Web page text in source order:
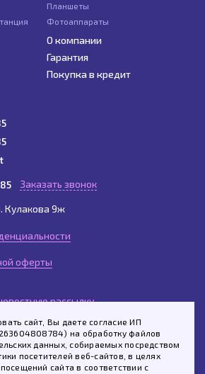
сайт, Вы даете согласие ИП
на обработку файлов
данных, собираемых посредством
посетителей веб-сайтов, в целях
сайта в соответствии с
Спросить про этот товар
Планшеты
Фотоаппараты
О компании
Гарантия
Покупка в кредит
Заказать звонок
Кулакова 9ж
оферты
рассылку
данных